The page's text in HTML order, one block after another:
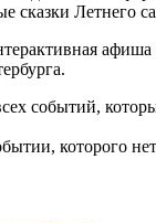
сказки Летнего
афиша
событий,
которого